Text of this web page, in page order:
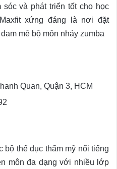
và phát triển tốt cho học
xứng đáng là nơi đặt
mê bộ môn nhảy zumba
Quan, Quận 3, HCM
bộ thể dục thẩm mỹ nổi tiếng
môn đa dạng với nhiều lớp